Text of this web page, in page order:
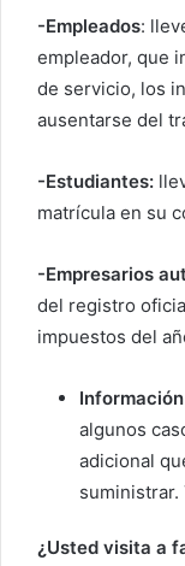
-Empleados:
empleador, que
de servicio, los
ausentarse del
-Estudiantes:
matrícula en su
-Empresarios
del registro
impuestos del
algunos
adicional
suministrar.
¿Usted visita a